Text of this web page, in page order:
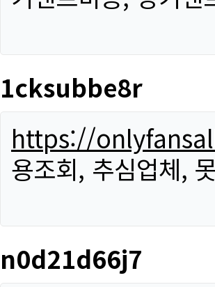
1cksubbe8r
https://
용조회, 추심업체,
n0d21d66j7